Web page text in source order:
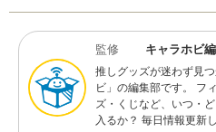
監修 キャラホビ
推しグッズが迷わず見
ビ」の編集部です。 フ
ズ・くじなど、いつ・
入るか？ 毎日情報更新